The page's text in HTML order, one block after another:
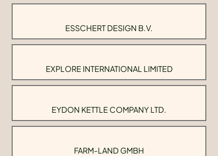
ESSCHERT DESIGN B.V.
EXPLORE INTERNATIONAL LIMITED
EYDON KETTLE COMPANY LTD.
FARM-LAND GMBH